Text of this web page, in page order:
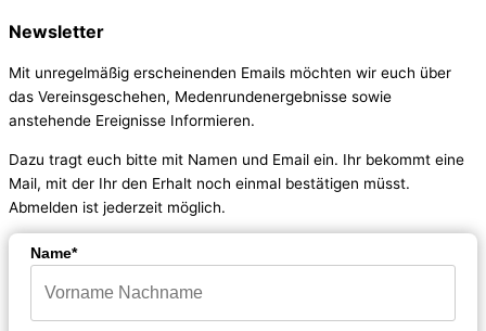
Newsletter
Mit unregelmäßig erscheinenden Emails möchten wir euch über
das Vereinsgeschehen, Medenrundenergebnisse sowie
anstehende Ereignisse Informieren.
Dazu tragt euch bitte mit Namen und Email ein. Ihr bekommt eine
Mail, mit der Ihr den Erhalt noch einmal bestätigen müsst.
Abmelden ist jederzeit möglich.
Name*